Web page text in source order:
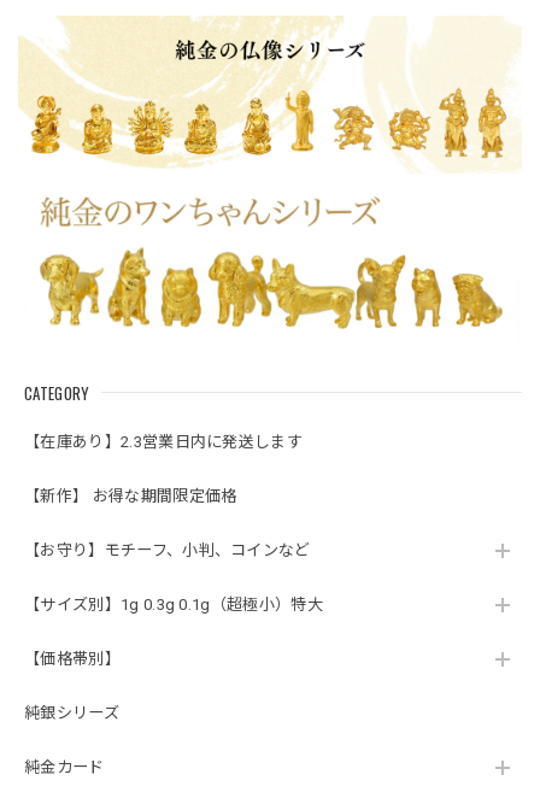
CATEGORY
【在庫あり】2.3営業日内に発送します
【新作】 お得な期間限定価格
【お守り】モチーフ、小判、コインなど
【サイズ別】1g 0.3g 0.1g（超極小）特大
【価格帯別】
純銀シリーズ
純金カード